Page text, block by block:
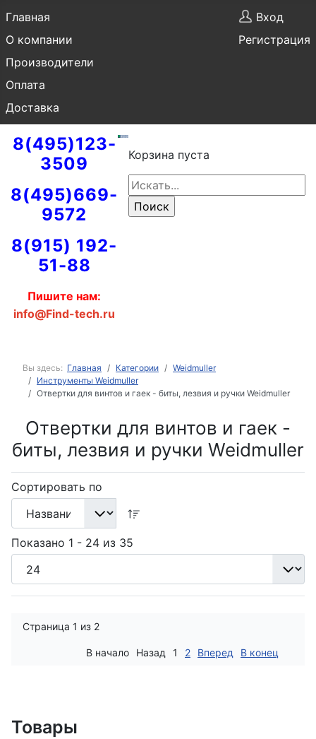
Главная
О компании
Производители
Оплата
Доставка
Вход
Регистрация
8(495)123-
3509
8(495)669-
9572
8(915) 192-
51-88
Пишите нам:
info@Find-tech.ru
Корзина пуста
Вы здесь: Главная Категории
Weidmuller
Инструменты Weidmuller
Отвертки для винтов и гаек - биты, лезвия и ручки Weidmuller
Отвертки для винтов и гаек -
биты, лезвия и ручки Weidmuller
Сортировать по
Показано 1 - 24 из 35
Страница 1 из 2
В начало Назад 1 2 Вперед В конец
Товары